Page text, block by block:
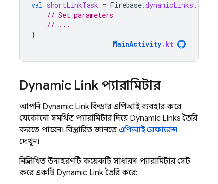
val shortLinkTask = Firebase.dynamicLinks .
// Set parameters
// ...
}
MainActivity. kt
Dynamic Link প্যারামিটার
আপনি Dynamic Linkবিল্ডার এপিআই ব্যবহার করে
যেকোনো সমর্থিত প্যারামিটার দিয়ে Dynamic Links তৈরি
করতে পারেন। বিস্তারিত জানতে এপিআই রেফারেন্স
দেখুন।
নিম্নলিখিত উদাহরণটি কয়েকটি সাধারণ প্যারামিটার সেট
করে একটি Dynamic Link তৈরি করে: